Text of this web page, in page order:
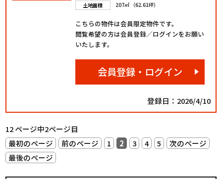
土地面積
207㎡ （62.61坪）
こちらの物件は会員限定物件です。
閲覧希望の方は会員登録／ログインをお願い
いたします。
会員登録・ログイン
登録日：2026/4/10
12 ページ中2ページ目
最初のページ
前のページ 1 2 3 4 5
次のページ
最後のページ